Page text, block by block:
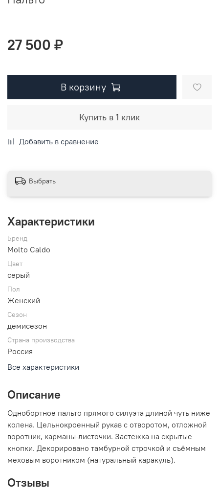
27 500 ₽
В корзину
Купить в 1 клик
Добавить в сравнение
Выбрать
Характеристики
Бренд
Molto Caldo
Цвет
серый
Пол
Женский
Сезон
демисезон
Страна производства
Россия
Все характеристики
Описание
Однобортное пальто прямого силуэта длиной чуть ниже
колена. Цельнокроенный рукав с отворотом, отложной
воротник, карманы-листочки. Застежка на скрытые
кнопки. Декорировано тамбурной строчкой и съёмным
меховым воротником (натуральный каракуль).
Отзывы